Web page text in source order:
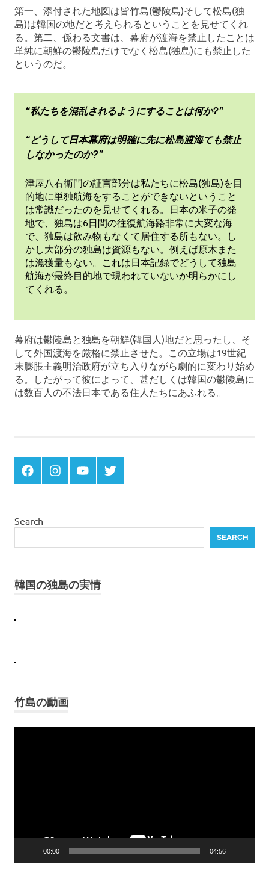
第一、添付された地図は皆竹島(鬱陵島)そして松島(独
島)は韓国の地だと考えられるということを見せてくれ
る。第二、係わる文書は、幕府が渡海を禁止したことは
単純に朝鮮の鬱陵島だけでなく松島(独島)にも禁止した
というのだ。
“私たちを混乱されるようにすることは何か?”
“どうして日本幕府は明確に先に松島渡海ても禁止
しなかったのか?”
津屋八右衛門の証言部分は私たちに松島(独島)を目
的地に単独航海をすることができないということ
は常識だったのを見せてくれる。日本の米子の発
地で、独島は6日間の往復航海路非常に大変な海
で、独島は飲み物もなくて居住する所もない。し
かし大部分の独島は資源もない。例えば原木また
は漁獲量もない。これは日本記録でどうして独島
航海が最終目的地で現われていないか明らかにし
てくれる。
幕府は鬱陵島と独島を朝鮮(韓国人)地だと思ったし、そ
して外国渡海を厳格に禁止させた。この立場は19世紀
末膨脹主義明治政府が立ち入りながら劇的に変わり始め
る。したがって彼によって、甚だしくは韓国の鬱陵島に
は数百人の不法日本である住人たちにあふれる。
衛
門
竹
島
竹
題
Menu
Item
Menu
Item
Menu
Item
Menu
Item
Search
SEARCH
韓国の独島の実情
竹島の動画
00:00 04:56